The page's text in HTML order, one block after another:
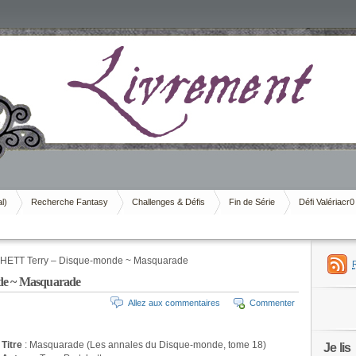
Recherche Fantasy Challenges & Défis Fin de Série Défi Valériacr0
Terry – Disque-monde ~ Masquarade
~ Masquarade
Commenter
Allez aux commentaires
Titre : Masquarade (Les annales du Disque-monde, tome 18)
Je lis